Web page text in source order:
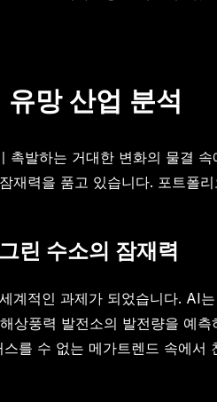
망 산업 분석
발하는 거대한 변화의 물결 속
재력을 품고 있습니다. 포트폴
린 수소의 잠재력
계적인 과제가 되었습니다. AI
상풍력 발전소의 발전량을 예
를 수 없는 메가트렌드 속에